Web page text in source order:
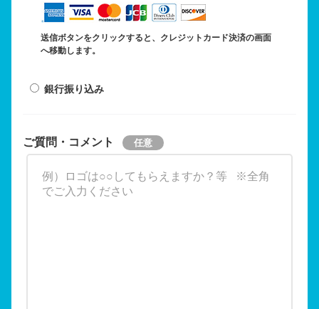
送信ボタンをクリックすると、クレジットカード決済の画面
へ移動します。
銀行振り込み
ご質問・コメント